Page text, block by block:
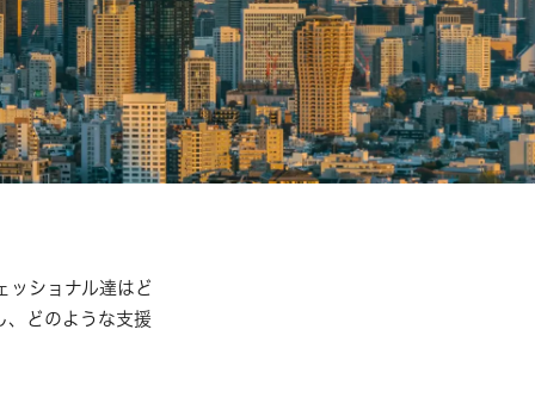
ッショナル達はど
、どのような支援